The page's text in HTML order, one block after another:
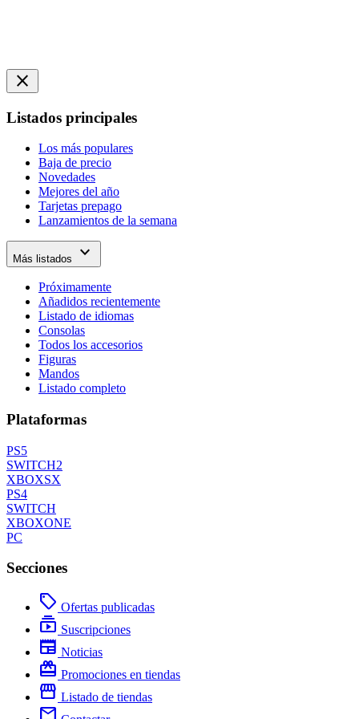
close
Listados principales
Los más populares
Baja de precio
Novedades
Mejores del año
Tarjetas prepago
Lanzamientos de la semana
Más listados expand_more
Próximamente
Añadidos recientemente
Listado de idiomas
Consolas
Todos los accesorios
Figuras
Mandos
Listado completo
Plataformas
PS5
SWITCH2
XBOXSX
PS4
SWITCH
XBOXONE
PC
Secciones
local_offer Ofertas publicadas
subscriptions Suscripciones
newspaper Noticias
redeem Promociones en tiendas
storefront Listado de tiendas
mail